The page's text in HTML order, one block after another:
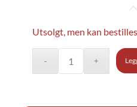
Utsolgt, men kan bestilles